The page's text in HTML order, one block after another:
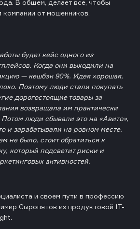
В общем, делает все, чтобы
компании от мошенников.
будет кейс одного из
Когда они выходили на
— кешбэк 90%. Идея хорошая,
Поэтому люди стали покупать
дорогостоящие товары за
возвращала им практически
люди сбывали это на «Авито»,
и зарабатывали на ровном месте.
не было, стоит обратиться к
который подсветит риски и
активностей.
и своем пути в профессию
Сыропятов из продуктовой IT-